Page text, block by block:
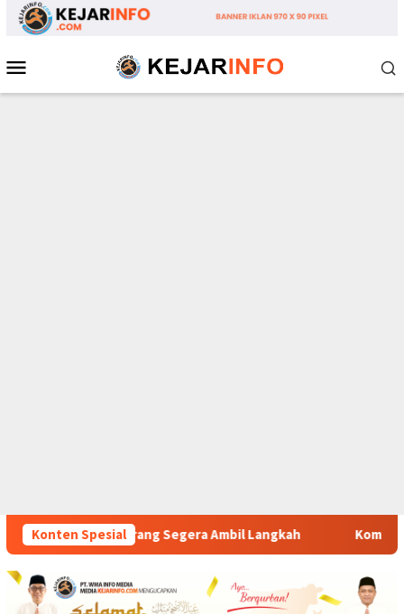
Loncat
Mobile
Konten Spesial
Ambil Langkah Komitmen Polsek Tigaraksa Tindak